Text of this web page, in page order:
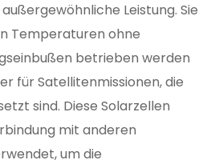
Leistung. Sie
Temperaturen ohne
betrieben werden
für Satellitenmissionen, die
sind. Diese Solarzellen
mit anderen
um die